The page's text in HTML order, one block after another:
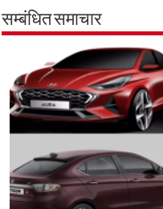
सम्बंधित समाचार